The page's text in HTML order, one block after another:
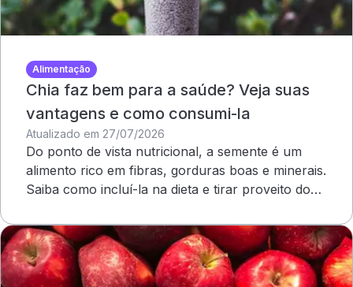
Alimentação
Chia faz bem para a saúde? Veja suas
vantagens e como consumi-la
Atualizado em 27/07/2026
Do ponto de vista nutricional, a semente é um
alimento rico em fibras, gorduras boas e minerais.
Saiba como incluí-la na dieta e tirar proveito dos